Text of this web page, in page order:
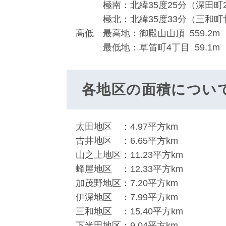
極南：北緯35度25分（深田町2
極北：北緯35度33分（三和町廿
高低 最高地：御殿山山頂 559.2m
最低地：草笛町4丁目 59.1m
各地区の面積につい
太田地区 ：4.97平方km
古井地区 ：6.65平方km
山之上地区：11.23平方km
蜂屋地区 ：12.33平方km
加茂野地区：7.20平方km
伊深地区 ：7.99平方km
三和地区 ：15.40平方km